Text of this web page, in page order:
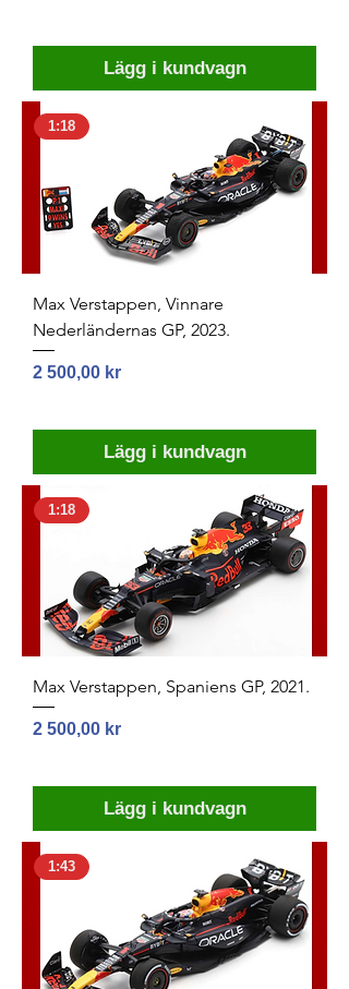
Lägg i kundvagn
1:18
Max Verstappen, Vinnare
Nederländernas GP, 2023.
Pris
2 500,00 kr
Lägg i kundvagn
1:18
Max Verstappen, Spaniens GP, 2021.
Pris
2 500,00 kr
Lägg i kundvagn
1:43